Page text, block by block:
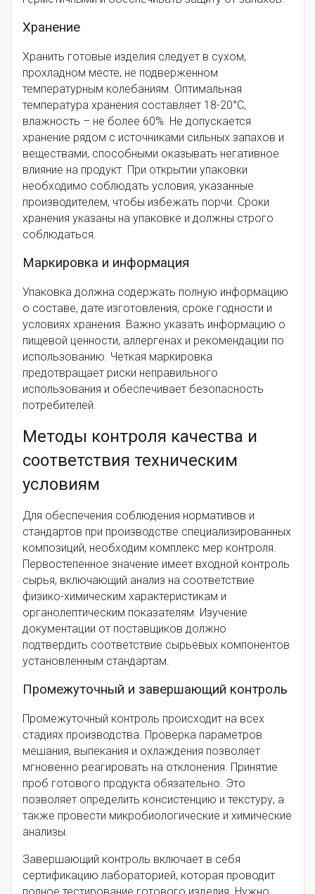
Хранение
Хранить готовые изделия следует в сухом,
прохладном месте, не подверженном
температурным колебаниям. Оптимальная
температура хранения составляет 18-20°C,
влажность – не более 60%. Не допускается
хранение рядом с источниками сильных запахов и
веществами, способными оказывать негативное
влияние на продукт. При открытии упаковки
необходимо соблюдать условия, указанные
производителем, чтобы избежать порчи. Сроки
хранения указаны на упаковке и должны строго
соблюдаться.
Маркировка и информация
Упаковка должна содержать полную информацию
о составе, дате изготовления, сроке годности и
условиях хранения. Важно указать информацию о
пищевой ценности, аллергенах и рекомендации по
использованию. Четкая маркировка
предотвращает риски неправильного
использования и обеспечивает безопасность
потребителей.
Методы контроля качества и
соответствия техническим
условиям
Для обеспечения соблюдения нормативов и
стандартов при производстве специализированных
композиций, необходим комплекс мер контроля.
Первостепенное значение имеет входной контроль
сырья, включающий анализ на соответствие
физико-химическим характеристикам и
органолептическим показателям. Изучение
документации от поставщиков должно
подтвердить соответствие сырьевых компонентов
установленным стандартам.
Промежуточный и завершающий контроль
Промежуточный контроль происходит на всех
стадиях производства. Проверка параметров
мешания, выпекания и охлаждения позволяет
мгновенно реагировать на отклонения. Принятие
проб готового продукта обязательно. Это
позволяет определить консистенцию и текстуру, а
также провести микробиологические и химические
анализы.
Завершающий контроль включает в себя
сертификацию лабораторией, которая проводит